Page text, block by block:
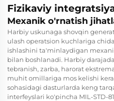
Fizikaviy
Mexanik o'rnatish
Harbiy uskunaga shovqin
ulash operatsion kuchlariga
ishlashini ta'minlaydigan
bilan boshlanadi. Harbiy
tebranish, zarba, harorat
muhit omillariga mos kelishi
sohasidagi dasturlarda keng
interfeyslari ko'pincha MIL-STD-